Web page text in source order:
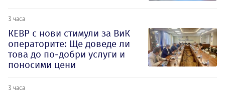
3 часа
КЕВР с нови стимули за ВиК
операторите: Ще доведе ли
това до по-добри услуги и
поносими цени
3 часа